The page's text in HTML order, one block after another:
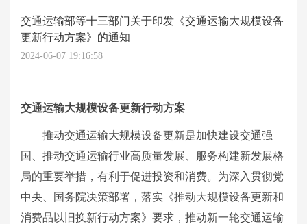
交通运输部等十三部门关于印发《交通运输大规模设备
更新行动方案》的通知
2024-06-07 19:16:58
交通运输大规模设备更新行动方案
推动交通运输大规模设备更新是加快建设交通强
国、推动交通运输行业高质量发展、服务构建新发展格
局的重要举措，有利于促进投资和消费。为深入贯彻党
中央、国务院决策部署，落实《推动大规模设备更新和
消费品以旧换新行动方案》要求，推动新一轮交通运输